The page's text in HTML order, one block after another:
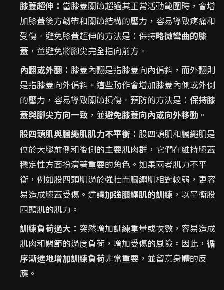
膝蓋超伸： 當膝蓋關節超過其正常活動範圍時，會增
加膝蓋後方韌帶和關節結構的壓力，容易導致疼痛和
受傷。避免膝蓋超伸的方法是：保持略微彎曲的膝
蓋 ，並避免將腳尖完全指向前方。
內翻或外翻： 膝蓋內翻是指膝蓋向內偏斜，而外翻則
是指膝蓋向外偏斜。這些動作會增加膝蓋內側或外側
的壓力，容易導致關節損傷。預防的方法是： 保持膝
蓋與腳尖方向一致 ，並避免膝蓋向內或向外移動 。
股四頭肌與膕繩肌肌力不平衡： 股四頭肌和膕繩肌是
位於大腿前側和後側的主要肌肉群，它們在維持膝蓋
穩定性方面扮演著重要的角色。如果兩者肌力不平
衡，例如股四頭肌過於強壯而膕繩肌相對較弱，更容
易造成膝蓋受傷。建議加強膕繩肌的訓練 ，以平衡股
四頭肌的肌力。
訓練負荷過大： 突然增加訓練重量或次數，容易造成
肌肉和關節的過度負荷，增加受傷的風險。因此， 循
序漸進地增加訓練負荷非常重要，並留意身體的反
應。